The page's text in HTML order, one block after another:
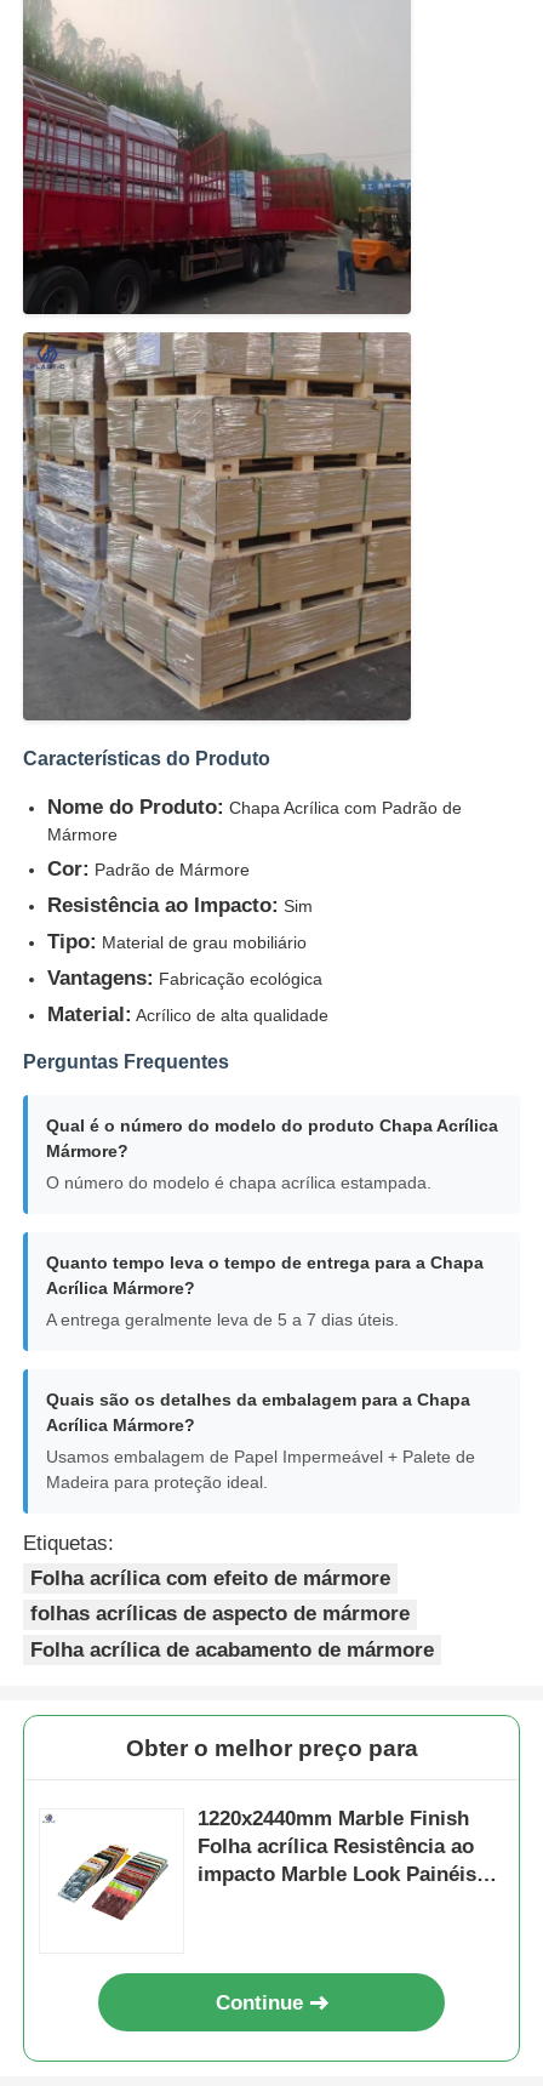
Características do Produto
Nome do Produto: Chapa Acrílica com Padrão de
Mármore
Cor: Padrão de Mármore
Resistência ao Impacto: Sim
Tipo: Material de grau mobiliário
Vantagens: Fabricação ecológica
Material: Acrílico de alta qualidade
Perguntas Frequentes
Qual é o número do modelo do produto Chapa Acrílica
Mármore?
O número do modelo é chapa acrílica estampada.
Quanto tempo leva o tempo de entrega para a Chapa
Acrílica Mármore?
A entrega geralmente leva de 5 a 7 dias úteis.
Quais são os detalhes da embalagem para a Chapa
Acrílica Mármore?
Usamos embalagem de Papel Impermeável + Palete de
Madeira para proteção ideal.
Etiquetas:
Folha acrílica com efeito de mármore
folhas acrílicas de aspecto de mármore
Folha acrílica de acabamento de mármore
Obter o melhor preço para
1220x2440mm Marble Finish
Folha acrílica Resistência ao
impacto Marble Look Painéis
Continue